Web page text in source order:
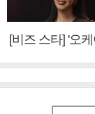
[비즈 스타] '오